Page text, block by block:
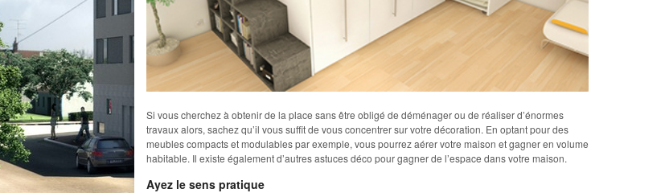
Si vous cherchez à obtenir de la place sans être obligé de déménager ou de réaliser d’énormes
travaux alors, sachez qu’il vous suffit de vous concentrer sur votre décoration. En optant pour des
meubles compacts et modulables par exemple, vous pourrez aérer votre maison et gagner en volume
habitable. Il existe également d’autres astuces déco pour gagner de l’espace dans votre maison.
Ayez le sens pratique